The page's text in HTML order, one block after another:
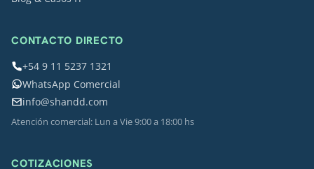
CONTACTO DIRECTO
+54 9 11 5237 1321
WhatsApp Comercial
info@shandd.com
Atención comercial: Lun a Vie 9:00 a 18:00 hs
COTIZACIONES